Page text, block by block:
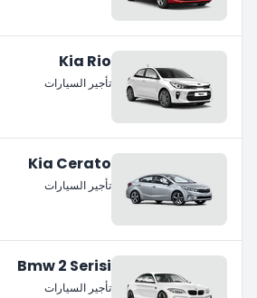
Kia Rio
تأجير السيارات
Kia Cerato
تأجير السيارات
Bmw 2 Serisi
تأجير السيارات